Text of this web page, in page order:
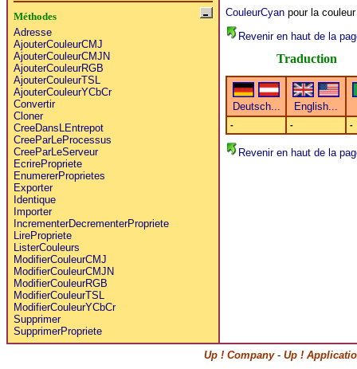
Méthodes
Adresse
AjouterCouleurCMJ
AjouterCouleurCMJN
AjouterCouleurRGB
AjouterCouleurTSL
AjouterCouleurYCbCr
Convertir
Cloner
CreeDansLEntrepot
CreeParLeProcessus
CreeParLeServeur
EcrirePropriete
EnumererProprietes
Exporter
Identique
Importer
IncrementerDecrementerPropriete
LirePropriete
ListerCouleurs
ModifierCouleurCMJ
ModifierCouleurCMJN
ModifierCouleurRGB
ModifierCouleurTSL
ModifierCouleurYCbCr
Supprimer
SupprimerPropriete
CouleurCyanpour la
Revenir en haut de la
Traduction
- - -
Revenir en haut de la
Up ! Company- Up !